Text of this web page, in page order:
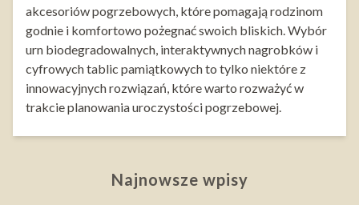
akcesoriów pogrzebowych, które pomagają rodzinom
godnie i komfortowo pożegnać swoich bliskich. Wybór
urn biodegradowalnych, interaktywnych nagrobków i
cyfrowych tablic pamiątkowych to tylko niektóre z
innowacyjnych rozwiązań, które warto rozważyć w
trakcie planowania uroczystości pogrzebowej.
Najnowsze wpisy